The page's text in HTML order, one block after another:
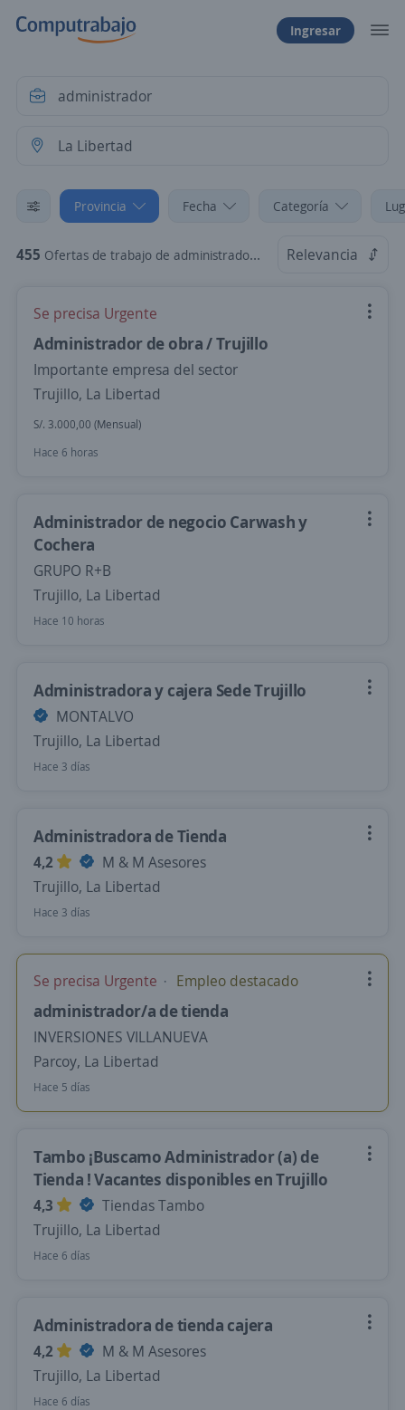
Ingresar
Provincia Fecha Categoría
455 Ofertas de trabajo de administrador en La Libertad Relevancia
Se precisa Urgente
Administrador de obra / Trujillo
Importante empresa del sector
Trujillo, La Libertad
S/. 3.000,00 (Mensual)
Hace 6 horas
Administrador de negocio Carwash y
Cochera
GRUPO R+B
Trujillo, La Libertad
Hace 10 horas
Administradora y cajera Sede Trujillo
MONTALVO
Trujillo, La Libertad
Hace 3 días
Administradora de Tienda
4,2
M & M Asesores
Trujillo, La Libertad
Hace 3 días
Se precisa Urgente Empleo destacado
administrador/a de tienda
INVERSIONES VILLANUEVA
Parcoy, La Libertad
Hace 5 días
Tambo ¡Buscamo Administrador (a) de
Tienda ! Vacantes disponibles en Trujillo
4,3
Tiendas Tambo
Trujillo, La Libertad
Hace 6 días
Administradora de tienda cajera
4,2
M & M Asesores
Trujillo, La Libertad
Hace 6 días